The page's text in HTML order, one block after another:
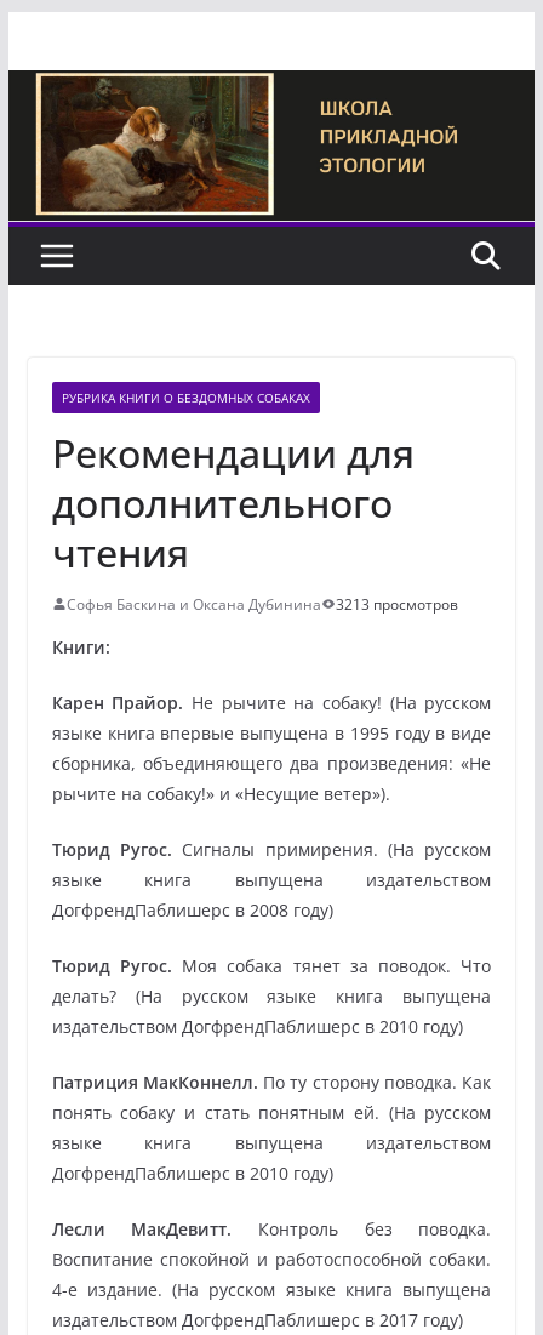
содержимому
РУБРИКА КНИГИ О БЕЗДОМНЫХ СОБАКАХ
Рекомендации для
дополнительного
чтения
Софья Баскина и Оксана Дубинина 3213 просмотров
Книги:
Карен Прайор. Не рычите на собаку! (На русском
языке книга впервые выпущена в 1995 году в виде
сборника, объединяющего два произведения: «Не
рычите на собаку!» и «Несущие ветер»).
Тюрид Ругос. Сигналы примирения. (На русском
языке книга выпущена издательством
ДогфрендПаблишерс в 2008 году)
Тюрид Ругос. Моя собака тянет за поводок. Что
делать? (На русском языке книга выпущена
издательством ДогфрендПаблишерс в 2010 году)
Патриция МакКоннелл. По ту сторону поводка. Как
понять собаку и стать понятным ей. (На русском
языке книга выпущена издательством
ДогфрендПаблишерс в 2010 году)
Лесли МакДевитт. Контроль без поводка.
Воспитание спокойной и работоспособной собаки.
4-е издание. (На русском языке книга выпущена
издательством ДогфрендПаблишерс в 2017 году)